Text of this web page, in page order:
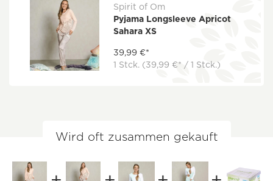
Spirit of Om
Pyjama Longsleeve Apricot
Sahara XS
39,99 €*
1 Stck. (39,99 €* / 1 Stck.)
Wird oft zusammen gekauft